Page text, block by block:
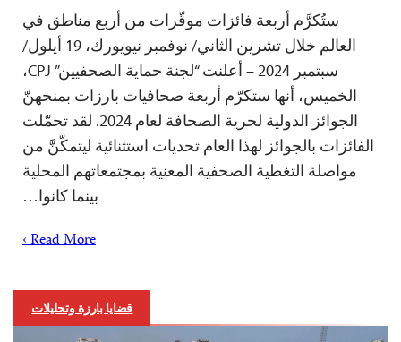
ستُكرَّم أربعة فائزات موقّرات من أربع مناطق في
العالم خلال تشرين الثاني/ نوفمبر نيويورك، 19 أيلول/
سبتمبر 2024 – أعلنت “لجنة حماية الصحفيين” CPJ،
الخميس، أنها ستكرّم أربعة صحافيات بارزات بمنحهنّ
الجوائز الدولية لحرية الصحافة لعام 2024. لقد تحمّلت
الفائزات بالجوائز لهذا العام تحديات استثنائية ليتمكّنَّ من
مواصلة التغطية الصحفية المعنية بمجتمعاتهم المحلية
بينما كانوا…
Read More ›
قضايا بارزة وتحليلات